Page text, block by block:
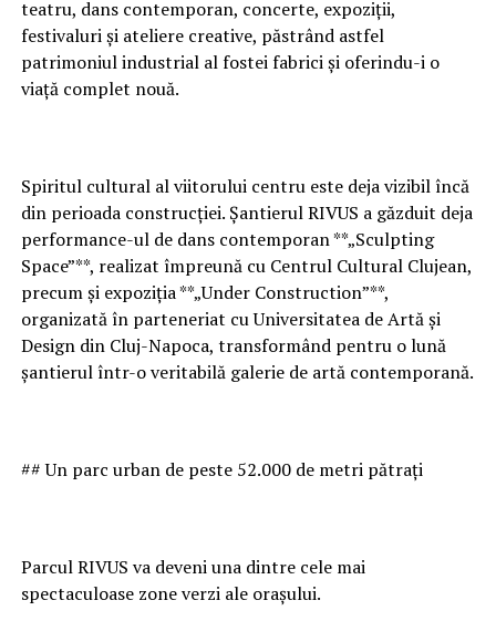
teatru, dans contemporan, concerte, expoziții,
festivaluri și ateliere creative, păstrând astfel
patrimoniul industrial al fostei fabrici și oferindu-i o
viață complet nouă.
Spiritul cultural al viitorului centru este deja vizibil încă
din perioada construcției. Șantierul RIVUS a găzduit deja
performance-ul de dans contemporan **„Sculpting
Space”**, realizat împreună cu Centrul Cultural Clujean,
precum și expoziția **„Under Construction”**,
organizată în parteneriat cu Universitatea de Artă și
Design din Cluj-Napoca, transformând pentru o lună
șantierul într-o veritabilă galerie de artă contemporană.
## Un parc urban de peste 52.000 de metri pătrați
Parcul RIVUS va deveni una dintre cele mai
spectaculoase zone verzi ale orașului.